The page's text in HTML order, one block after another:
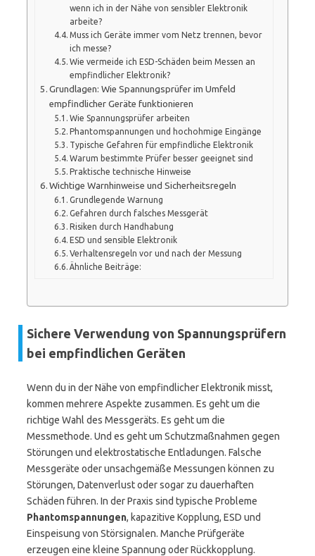
wenn ich in der Nähe von sensibler Elektronik
arbeite?
Muss ich Geräte immer vom Netz trennen, bevor
ich messe?
Wie vermeide ich ESD-Schäden beim Messen an
empfindlicher Elektronik?
Grundlagen: Wie Spannungsprüfer im Umfeld
empfindlicher Geräte funktionieren
Wie Spannungsprüfer arbeiten
Phantomspannungen und hochohmige Eingänge
Typische Gefahren für empfindliche Elektronik
Warum bestimmte Prüfer besser geeignet sind
Praktische technische Hinweise
Wichtige Warnhinweise und Sicherheitsregeln
Grundlegende Warnung
Gefahren durch falsches Messgerät
Risiken durch Handhabung
ESD und sensible Elektronik
Verhaltensregeln vor und nach der Messung
Ähnliche Beiträge:
Sichere Verwendung von Spannungsprüfern
bei empfindlichen Geräten
Wenn du in der Nähe von empfindlicher Elektronik misst,
kommen mehrere Aspekte zusammen. Es geht um die
richtige Wahl des Messgeräts. Es geht um die
Messmethode. Und es geht um Schutzmaßnahmen gegen
Störungen und elektrostatische Entladungen. Falsche
Messgeräte oder unsachgemäße Messungen können zu
Störungen, Datenverlust oder sogar zu dauerhaften
Schäden führen. In der Praxis sind typische Probleme
Phantomspannungen, kapazitive Kopplung, ESD und
Einspeisung von Störsignalen. Manche Prüfgeräte
erzeugen eine kleine Spannung oder Rückkopplung.